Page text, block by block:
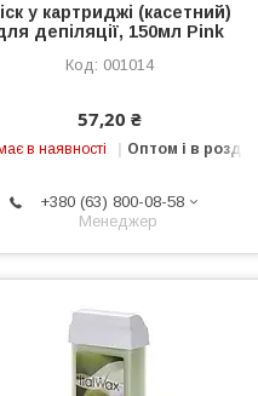
у картриджі (касетний)
депіляції, 150мл Pink
001014
57,20 ₴
в наявності Оптом і в роздріб
+380 (63) 800-08-58
Менеджер